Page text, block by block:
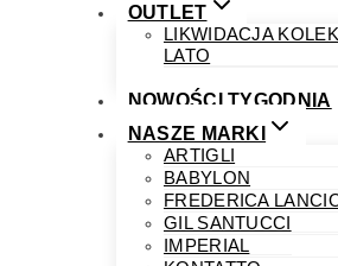
OUTLET
LIKWIDACJA
LATO
LIKWIDACJA
NOWOŚCI TYGODNIA
NASZE MARKI
ARTIGLI
BABYLON
FREDERICA
GIL SANTUCCI
IMPERIAL